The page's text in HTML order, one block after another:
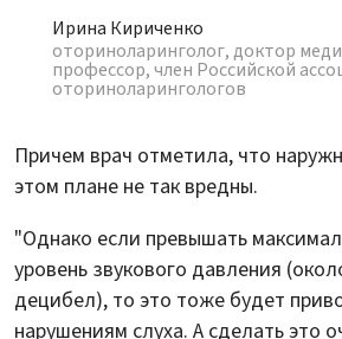
Ирина Кириченко
оториноларинголог, доктор
профессор, член Российской
оториноларингологов
Причем врач отметила, что
этом плане не так вредны.
"Однако если превышать
уровень звукового давления
децибел), то это тоже будет
нарушениям слуха. А сделать это